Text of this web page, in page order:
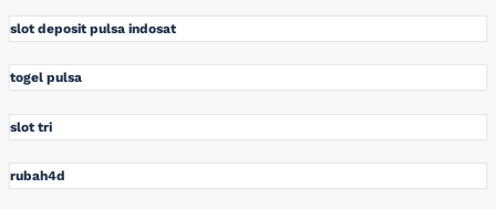
slot deposit pulsa indosat
togel pulsa
slot tri
rubah4d